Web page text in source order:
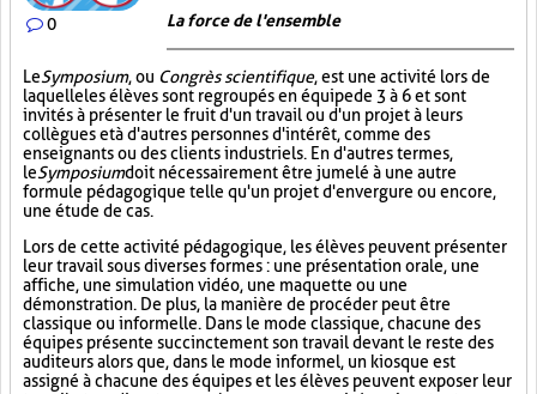
0 La force de l'ensemble
LeSymposium, ou Congrès scientifique, est une activité lors de
laquelle les élèves sont regroupés en équipe de 3 à 6 et sont
invités à présenter le fruit d'un travail ou d'un projet à leurs
collègues et à d'autres personnes d'intérêt, comme des
enseignants ou des clients industriels. En d'autres termes,
leSymposiumdoit nécessairement être jumelé à une autre
formule pédagogique telle qu'un projet d'envergure ou encore,
une étude de cas.
Lors de cette activité pédagogique, les élèves peuvent présenter
leur travail sous diverses formes : une présentation orale, une
affiche, une simulation vidéo, une maquette ou une
démonstration. De plus, la manière de procéder peut être
classique ou informelle. Dans le mode classique, chacune des
équipes présente succinctement son travail devant le reste des
auditeurs alors que, dans le mode informel, un kiosque est
assigné à chacune des équipes et les élèves peuvent exposer leur